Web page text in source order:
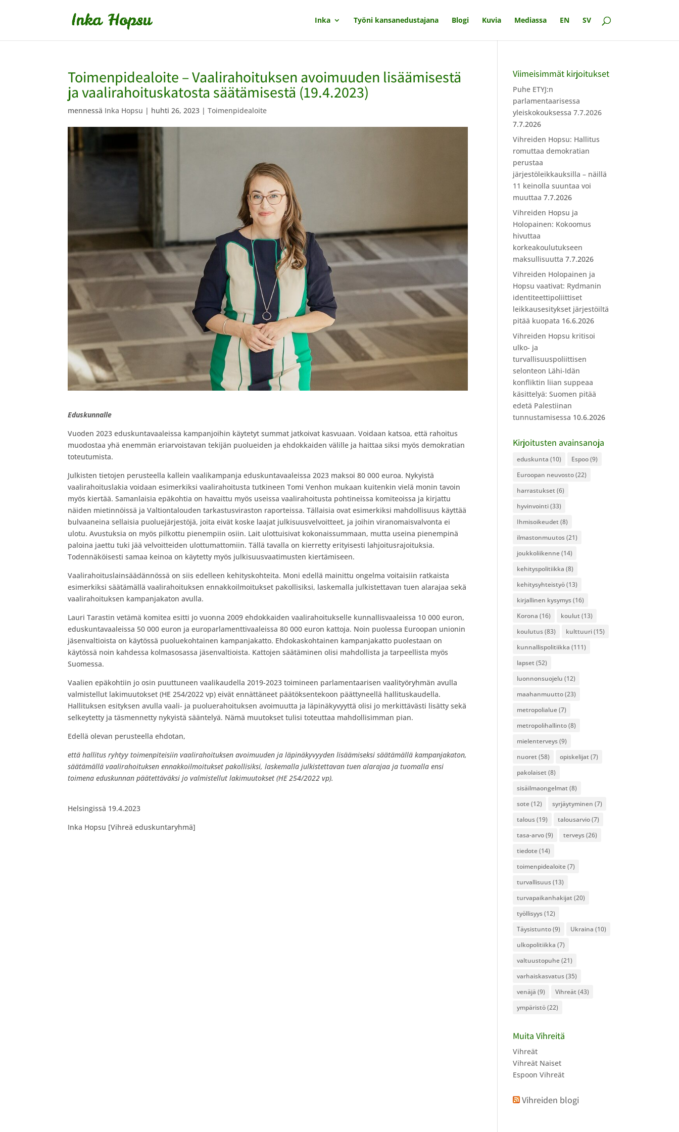
Inka Työni kansanedustajana Blogi Kuvia Mediassa EN SV
Toimenpidealoite – Vaalirahoituksen avoimuuden lisäämisestä
ja vaalirahoituskatosta säätämisestä (19.4.2023)
mennessä Inka Hopsu | huhti 26, 2023 |Toimenpidealoite
Eduskunnalle
Vuoden 2023 eduskuntavaaleissa kampanjoihin käytetyt summat jatkoivat kasvuaan. Voidaan katsoa, että rahoitus
muodostaa yhä enemmän eriarvoistavan tekijän puolueiden ja ehdokkaiden välille ja haittaa siksi myös demokratian
toteutumista.
Julkisten tietojen perusteella kallein vaalikampanja eduskuntavaaleissa 2023 maksoi 80 000 euroa. Nykyistä
vaalirahoituslakia voidaan esimerkiksi vaalirahoitusta tutkineen Tomi Venhon mukaan kuitenkin vielä monin tavoin
myös kiertää. Samanlaisia epäkohtia on havaittu myös useissa vaalirahoitusta pohtineissa komiteoissa ja kirjattu
näiden mietinnöissä ja Valtiontalouden tarkastusviraston raporteissa. Tällaisia ovat esimerkiksi mahdollisuus käyttää
bulvaaneina sellaisia puoluejärjestöjä, joita eivät koske laajat julkisuusvelvoitteet, ja joihin viranomaisvalvonta ei
ulotu. Avustuksia on myös pilkottu pienempiin osiin. Lait ulottuisivat kokonaissummaan, mutta useina pienempinä
paloina jaettu tuki jää velvoitteiden ulottumattomiin. Tällä tavalla on kierretty erityisesti lahjoitusrajoituksia.
Todennäköisesti samaa keinoa on käytetty myös julkisuusvaatimusten kiertämiseen.
Vaalirahoituslainsäädännössä on siis edelleen kehityskohteita. Moni edellä mainittu ongelma voitaisiin ratkaista
esimerkiksi säätämällä vaalirahoituksen ennakkoilmoitukset pakollisiksi, laskemalla julkistettavan tuen alarajaa sekä
vaalirahoituksen kampanjakaton avulla.
Lauri Tarastin vetämä komitea esitti jo vuonna 2009 ehdokkaiden vaalirahoitukselle kunnallisvaaleissa 10 000 euron,
eduskuntavaaleissa 50 000 euron ja europarlamenttivaaleissa 80 000 euron kattoja. Noin puolessa Euroopan unionin
jäsenvaltioista on käytössä puoluekohtainen kampanjakatto. Ehdokaskohtainen kampanjakatto puolestaan on
käytössä noin kahdessa kolmasosassa jäsenvaltioista. Kattojen säätäminen olisi mahdollista ja tarpeellista myös
Suomessa.
Vaalien epäkohtiin jo osin puuttuneen vaalikaudella 2019-2023 toimineen parlamentaarisen vaalityöryhmän avulla
valmistellut lakimuutokset (HE 254/2022 vp) eivät ennättäneet päätöksentekoon päättyneellä hallituskaudella.
Hallituksen esityksen avulla vaali- ja puoluerahoituksen avoimuutta ja läpinäkyvyyttä olisi jo merkittävästi lisätty sekä
selkeytetty ja täsmennetty nykyistä sääntelyä. Nämä muutokset tulisi toteuttaa mahdollisimman pian.
Edellä olevan perusteella ehdotan,
että hallitus ryhtyy toimenpiteisiin vaalirahoituksen avoimuuden ja läpinäkyvyyden lisäämiseksi säätämällä kampanjakaton,
säätämällä vaalirahoituksen ennakkoilmoitukset pakollisiksi, laskemalla julkistettavan tuen alarajaa ja tuomalla ensi
toimena eduskunnan päätettäväksi jo valmistellut lakimuutokset (HE 254/2022 vp).
Helsingissä 19.4.2023
Inka Hopsu [Vihreä eduskuntaryhmä]
Viimeisimmät kirjoitukset
Puhe ETYJ:n
parlamentaarisessa
yleiskokouksessa 7.7.2026
7.7.2026
Vihreiden Hopsu: Hallitus
romuttaa demokratian
perustaa
järjestöleikkauksilla – näillä
11 keinolla suuntaa voi
muuttaa 7.7.2026
Vihreiden Hopsu ja
Holopainen: Kokoomus
hivuttaa
korkeakoulutukseen
maksullisuutta 7.7.2026
Vihreiden Holopainen ja
Hopsu vaativat: Rydmanin
identiteettipoliittiset
leikkausesitykset järjestöiltä
pitää kuopata 16.6.2026
Vihreiden Hopsu kritisoi
ulko- ja
turvallisuuspoliittisen
selonteon Lähi-Idän
konfliktin liian suppeaa
käsittelyä: Suomen pitää
edetä Palestiinan
tunnustamisessa 10.6.2026
Kirjoitusten avainsanoja
eduskunta (10) Espoo(9)
Euroopan neuvosto(22)
harrastukset (6)
hyvinvointi(33)
Ihmisoikeudet (8)
ilmastonmuutos(21)
joukkoliikenne(14)
kehityspolitiikka (8)
kehitysyhteistyö(13)
kirjallinen kysymys(16)
Korona (16) koulut (13)
koulutus(83) kulttuuri(15)
kunnallispolitiikka (111)
lapset (52)
luonnonsuojelu (12)
maahanmuutto(23)
metropolialue(7)
metropolihallinto(8)
mielenterveys(9)
nuoret (58) opiskelijat (7)
pakolaiset (8)
sisäilmaongelmat (8)
sote(12) syrjäytyminen (7)
talous(19) talousarvio(7)
tasa-arvo(9) terveys(26)
tiedote(14)
toimenpidealoite(7)
turvallisuus(13)
turvapaikanhakijat (20)
työllisyys(12)
Täysistunto(9) Ukraina (10)
ulkopolitiikka (7)
valtuustopuhe(21)
varhaiskasvatus(35)
venäjä (9) Vihreät (43)
ympäristö(22)
Muita Vihreitä
Vihreät
Vihreät Naiset
Espoon Vihreät
Vihreiden blogi